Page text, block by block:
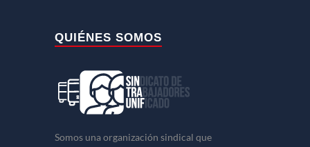
QUIÉNES SOMOS
Somos una organización sindical que